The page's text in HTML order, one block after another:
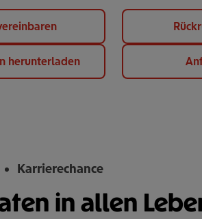
herunterladen
Karrierechance
in allen